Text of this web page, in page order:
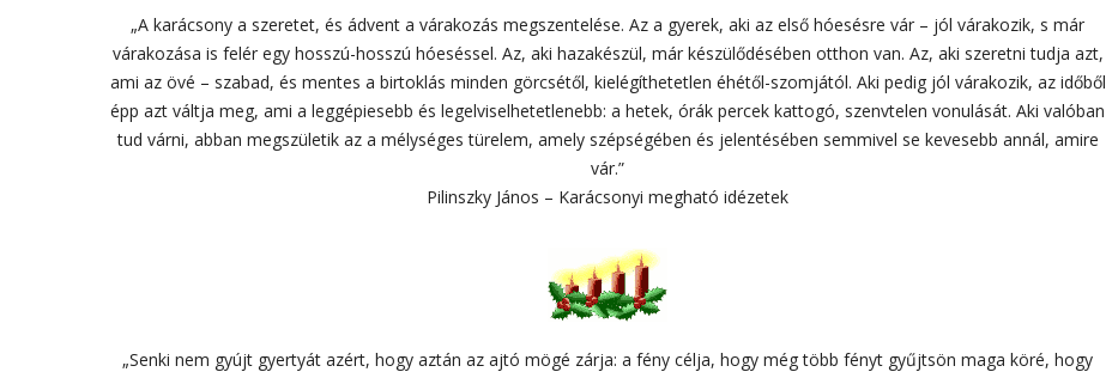
„A karácsony a szeretet, és ádvent a várakozás megszentelése. Az a gyerek, aki az első hóesésre vár – jól várakozik, s már
várakozása is felér egy hosszú-hosszú hóeséssel. Az, aki hazakészül, már készülődésében otthon van. Az, aki szeretni tudja azt,
ami az övé – szabad, és mentes a birtoklás minden görcsétől, kielégíthetetlen éhétől-szomjától. Aki pedig jól várakozik, az időből
épp azt váltja meg, ami a leggépiesebb és legelviselhetetlenebb: a hetek, órák percek kattogó, szenvtelen vonulását. Aki valóban
tud várni, abban megszületik az a mélységes türelem, amely szépségében és jelentésében semmivel se kevesebb annál, amire
vár.”
Pilinszky János – Karácsonyi megható idézetek
„Senki nem gyújt gyertyát azért, hogy aztán az ajtó mögé zárja: a fény célja, hogy még több fényt gyűjtsön maga köré, hogy